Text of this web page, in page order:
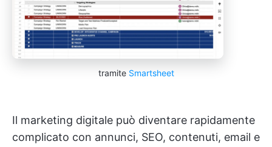
tramite Smartsheet
Il marketing digitale può diventare rapidamente
complicato con annunci, SEO, contenuti, email e